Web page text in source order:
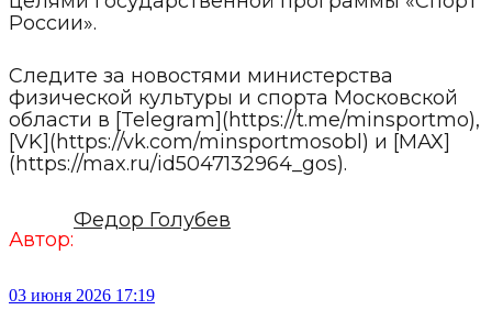
России».
Следите за новостями министерства
физической культуры и спорта Московской
области в [Telegram](https://t.me/minsportmo),
[VK](https://vk.com/minsportmosobl) и [МАХ]
(https://max.ru/id5047132964_gos).
Автор:
Федор Голубев
03 июня 2026 17:19